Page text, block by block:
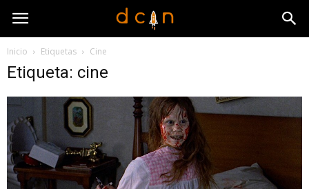
Inicio Etiquetas Cine
Etiqueta: cine